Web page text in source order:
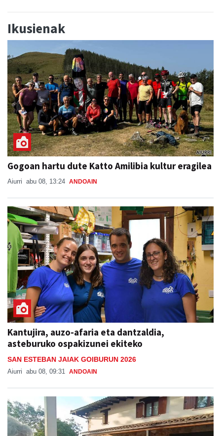
Ikusienak
Gogoan hartu dute Katto Amilibia kultur eragilea
Aiurri abu 08, 13:24 ANDOAIN
Kantujira, auzo-afaria eta dantzaldia,
asteburuko ospakizunei ekiteko
SAN ESTEBAN JAIAK GOIBURUN 2026
Aiurri abu 08, 09:31 ANDOAIN